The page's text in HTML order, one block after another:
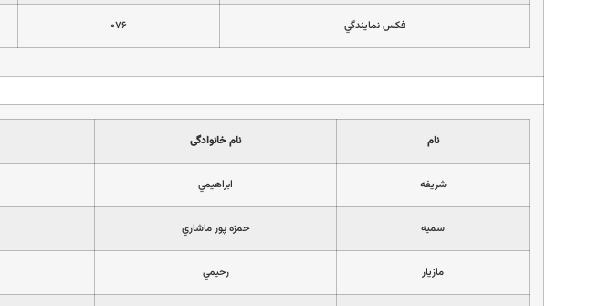
فكس نمايندگي ۰۷۶
نام نام خانوادگی
شريفه ابراهيمي
سميه حمزه پور ماشاري
مازيار رحيمي